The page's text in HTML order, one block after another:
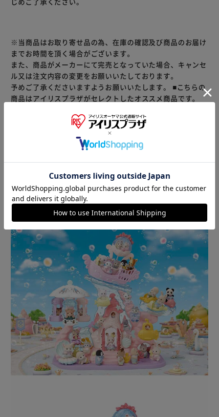
ド、パラソル、ゴンドラ（ピンク）、ゴンドラ（パープ
デ、貝、タツノオトシゴ、わかめA、わかめB、わかめC、サ
ンゴA、サンゴB、イソギンチャク、さかなA、さかなB(ピン
ク）、さかなB（パープル）、さかなB（イエロー）、カメ
（イエロー）、カメ（オレンジ）、すいすいスティック
×3、ショコラウサギの赤ちゃん、フェネックの小さい赤ち
ゃん（オレンジ）、ペルシャネコの小さい赤ちゃん（グレ
著作権：(C) EPOCH
※当商品はお取り寄せ品の為、在庫の確認及び商品のお届け
までお時間を頂く場合がございます。
また、商品がメーカーにて完売となっていた場合、キャンセ
ル又は注文内容の変更をお願いいたしております。
予めご了承くださいますようお願いいたします。 ■こちらの
商品はアイリスプラザがセレクトしたオススメ商品です。
数量限定商品はご注文が完了しても完売になる場合がござい
ます。ご注文をいただいた後にお断りさせていただく場合が
商品情報